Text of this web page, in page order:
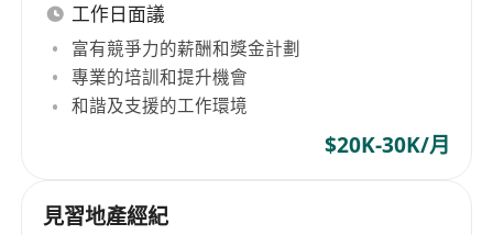
工作日面議
富有競爭力的薪酬和獎金計劃
專業的培訓和提升機會
和諧及支援的工作環境
$20K-30K/月
見習地產經紀